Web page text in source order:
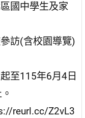
國中學生及家
訪(含校園導覽)
至115年6月4日
reurl.cc/Z2vL3